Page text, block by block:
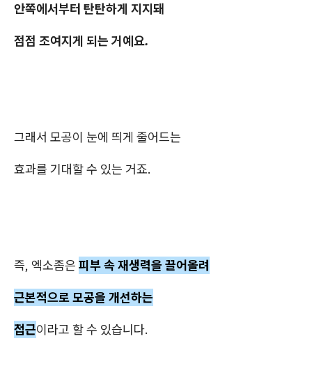
안쪽에서부터 탄탄하게 지지돼
점점 조여지게 되는 거예요.
그래서 모공이 눈에 띄게 줄어드는
효과를 기대할 수 있는 거죠.
즉, 엑소좀은 피부 속 재생력을 끌어올려
근본적으로 모공을 개선하는
접근이라고 할 수 있습니다.